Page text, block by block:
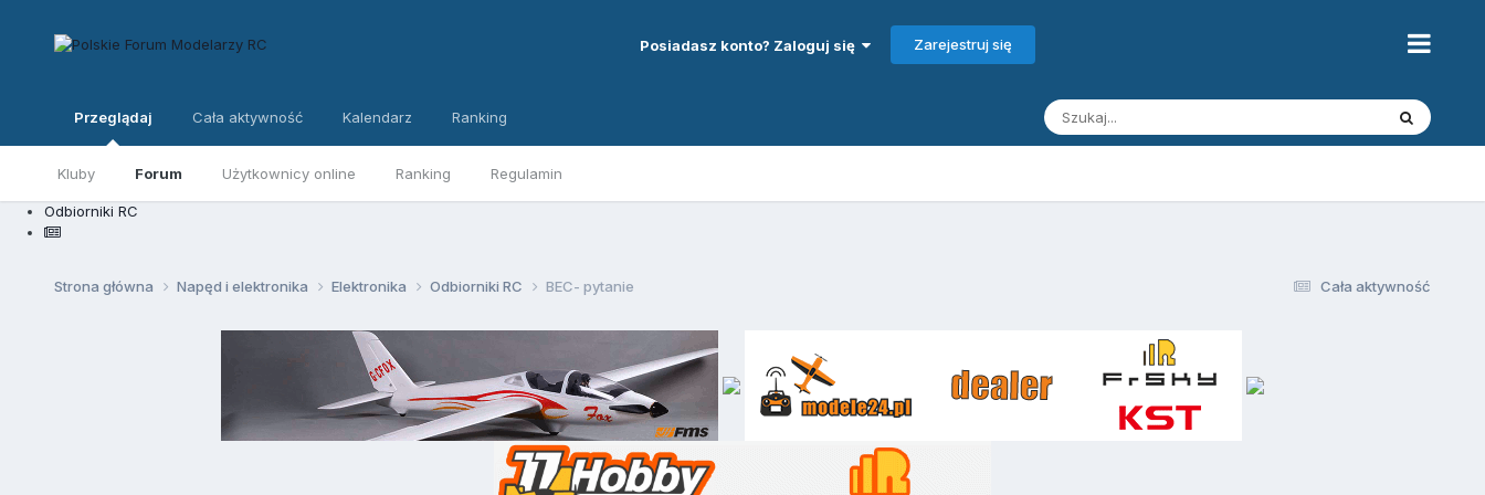
Posiadasz konto? Zaloguj się Zarejestruj się
Przeglądaj
Kluby Forum Użytkownicy online Ranking Regulamin
Cała aktywność Kalendarz Ranking
Odbiorniki RC
Cała aktywność
Strona główna Napęd i elektronika Elektronika Odbiorniki RC BEC- pytanie